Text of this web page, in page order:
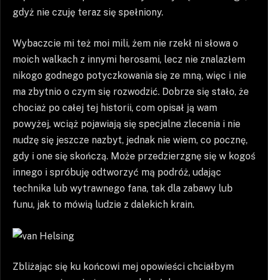
gdyż nie czuję teraz się spełniony.
Wybaczcie mi też moi mili, żem nie rzekł ni słowa o
moich walkach z innymi herosami, lecz nie znalazłem
nikogo godnego potyczkowania się ze mną, więc i nie
ma zbytnio o czym się rozwodzić. Dobrze się stało, że
chociaż po całej tej historii, com opisał ją wam
powyżej, wciąż pojawiają się specjalne zlecenia i nie
nudzę się jeszcze nazbyt, jednak nie wiem, co pocznę,
gdy i one się skończą. Może przedzierzgnę się w kogoś
innego i spróbuję odtworzyć mą podróż, udając
technika lub wytrawnego fana, tak dla zabawy lub
funu, jak to mówią ludzie z dalekich krain.
Zbliżając się ku końcowi mej opowieści chciałbym